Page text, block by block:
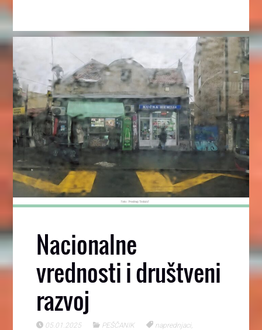
Nacionalne
vrednosti i društveni
razvoj
05.01.2025 PEŠČANIK naprednjaci,